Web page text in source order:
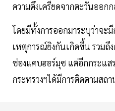
ความตึงเครียดจากตะวันออก
โดยมีทั้งการออกมาระบุว่าจะ
เหตุการณ์ยิงกันเกิดขึ้น รวมถึ
ช่องแคบฮอร์มุซ แต่อีกกระแส
กระทรวงฯได้มีการติดตามสถ